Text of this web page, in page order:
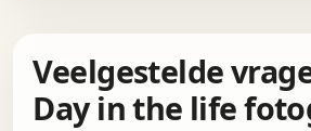
Veelgestelde
Day in the life